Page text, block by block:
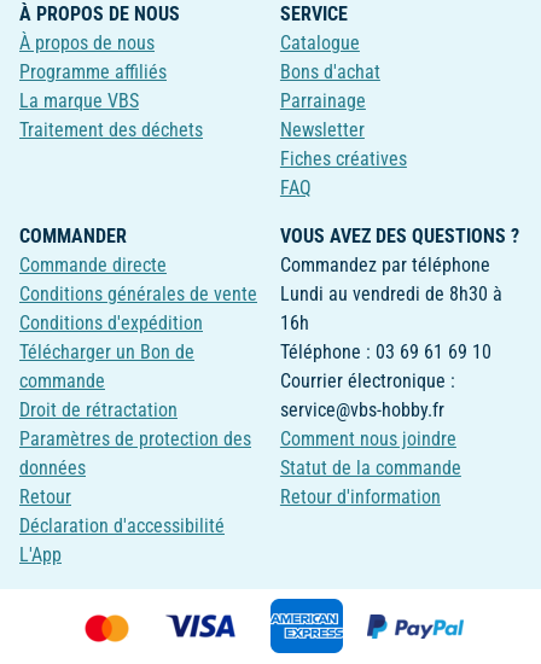
À PROPOS DE NOUS
À propos de nous
Programme affiliés
La marque VBS
Traitement des déchets
SERVICE
Catalogue
Bons d'achat
Parrainage
Newsletter
Fiches créatives
FAQ
COMMANDER
Commande directe
Conditions générales de vente
Conditions d'expédition
Télécharger un Bon de
commande
Droit de rétractation
Paramètres de protection des
données
Retour
Déclaration d'accessibilité
L'App
VOUS AVEZ DES QUESTIONS ?
Commandez par téléphone
Lundi au vendredi de 8h30 à
16h
Téléphone : 03 69 61 69 10
Courrier électronique :
service@vbs-hobby.fr
Comment nous joindre
Statut de la commande
Retour d'information